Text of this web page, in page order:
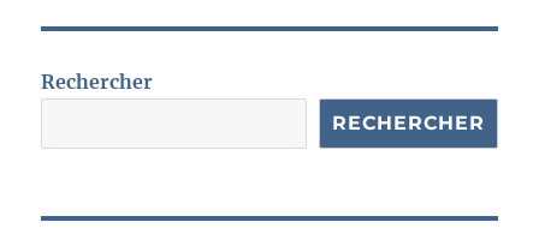
e
Rechercher
RECHERCHER